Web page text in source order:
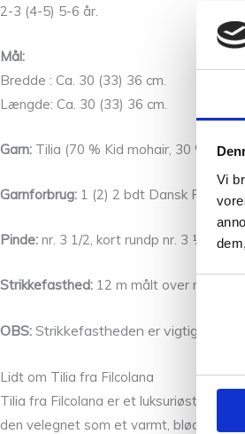
Vi
2-3 (4-5) 5-6 år.
Mål:
Bredde : Ca. 30 (33) 36 cm.
Længde: Ca. 30 (33) 36 cm.
Garn: Tilia (70 % Kid mohair, 30 %
Garnforbrug: 1 (2) 2 bdt Dansk Pelsuld,
Pinde: nr. 3 1/2, kort rundp nr. 3 1⁄2 til
Strikkefasthed: 12 m målt over mønster
OBS: Strikkefastheden er vigtig, da
Lidt om Tilia fra Filcolana
Tilia fra Filcolana er et luksuriøst garn,
den velegnet som et varmt, blødt